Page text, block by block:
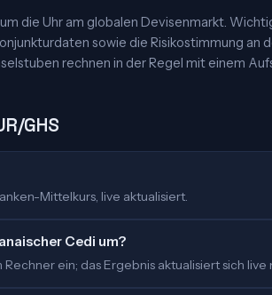
die Uhr am globalen Devisenmarkt.
sowie die Risikostimmung
rechnen in der Regel mit einem
GHS
Mittelkurs, live aktualisiert.
Cedi um?
ein; das Ergebnis aktualisiert sich